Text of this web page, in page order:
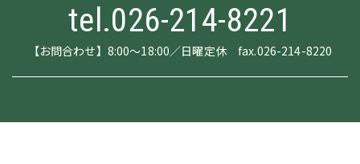
tel.026-214-8221
【お問合わせ】8:00～18:00／日曜定休 fax.026-214-8220